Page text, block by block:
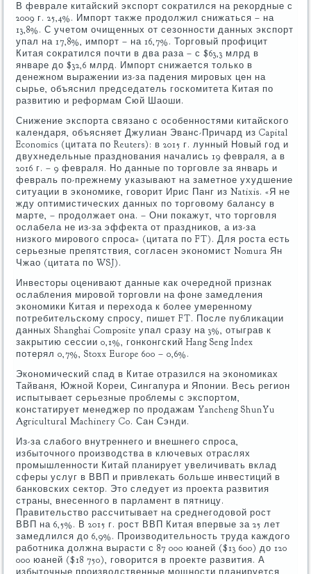
В феврале китайский экспорт сократился на рекордные с
2009 г. 25,4%. Импорт также продолжил снижаться – на
13,8%. С учетом очищенных от сезонности данных экспорт
упал на 17,8%, импорт – на 16,7%. Торговый профицит
Китая сократился почти в два раза – с $63,3 млрд в
январе до $32,6 млрд. Импорт снижается только в
денежном выражении из-за падения мировых цен на
сырье, объяснил председатель госкомитета Китая по
развитию и реформам Сюй Шаоши.
Снижение экспорта связано с особенностями китайского
календаря, объясняет Джулиан Эванс-Причард из Capital
Economics (цитата по Reuters): в 2015 г. лунный Новый год и
двухнедельные празднования начались 19 февраля, а в
2016 г. – 9 февраля. Но данные по торговле за январь и
февраль по-прежнему указывают на заметное ухудшение
ситуации в экономике, говорит Ирис Панг из Natixis. «Я не
жду оптимистических данных по торговому балансу в
марте, – продолжает она. – Они покажут, что торговля
ослабела не из-за эффекта от праздников, а из-за
низкого мирового спроса» (цитата по FT). Для роста есть
серьезные препятствия, согласен экономист Nomura Ян
Чжао (цитата по WSJ).
Инвесторы оценивают данные как очередной признак
ослабления мировой торговли на фоне замедления
экономики Китая и перехода к более умеренному
потребительскому спросу, пишет FT. После публикации
данных Shanghai Composite упал сразу на 3%, отыграв к
закрытию сессии 0,1%, гонконгский Hang Seng Index
потерял 0,7%, Stoxx Europe 600 – 0,6%.
Экономический спад в Китае отразился на экономиках
Тайваня, Южной Кореи, Сингапура и Японии. Весь регион
испытывает серьезные проблемы с экспортом,
констатирует менеджер по продажам Yancheng ShunYu
Agricultural Machinery Co. Сан Сэнди.
Из-за слабого внутреннего и внешнего спроса,
избыточного производства в ключевых отраслях
промышленности Китай планирует увеличивать вклад
сферы услуг в ВВП и привлекать больше инвестиций в
банковских сектор. Это следует из проекта развития
страны, внесенного в парламент в пятницу.
Правительство рассчитывает на среднегодовой рост
ВВП на 6,5%. В 2015 г. рост ВВП Китая впервые за 25 лет
замедлился до 6,9%. Производительность труда каждого
работника должна вырасти с 87 000 юаней ($13 600) до 120
000 юаней ($18 750), говорится в проекте развития. А